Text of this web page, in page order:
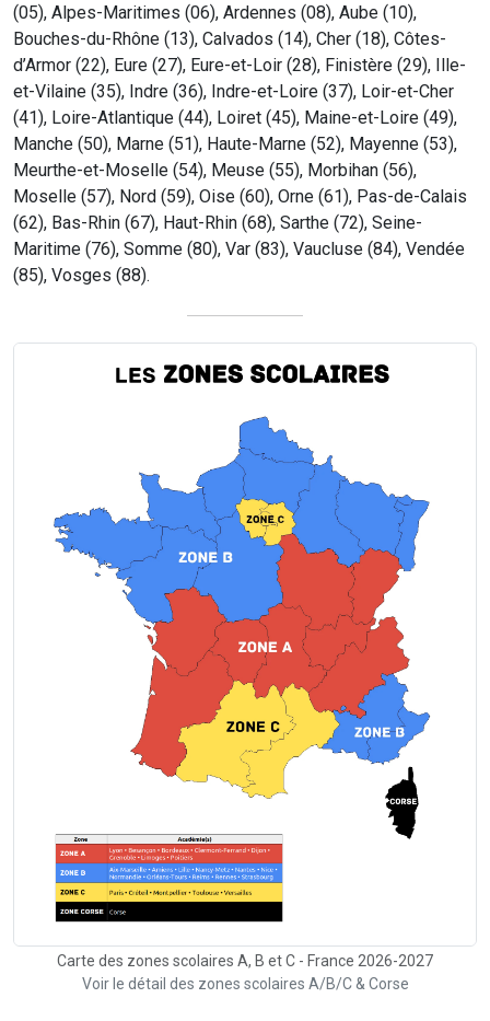
(05), Alpes-Maritimes (06), Ardennes (08), Aube (10),
Bouches-du-Rhône (13), Calvados (14), Cher (18), Côtes-
d’Armor (22), Eure (27), Eure-et-Loir (28), Finistère (29), Ille-
et-Vilaine (35), Indre (36), Indre-et-Loire (37), Loir-et-Cher
(41), Loire-Atlantique (44), Loiret (45), Maine-et-Loire (49),
Manche (50), Marne (51), Haute-Marne (52), Mayenne (53),
Meurthe-et-Moselle (54), Meuse (55), Morbihan (56),
Moselle (57), Nord (59), Oise (60), Orne (61), Pas-de-Calais
(62), Bas-Rhin (67), Haut-Rhin (68), Sarthe (72), Seine-
Maritime (76), Somme (80), Var (83), Vaucluse (84), Vendée
(85), Vosges (88).
Carte des zones scolaires A, B et C - France 2026-2027
Voir le détail des zones scolaires A/B/C & Corse